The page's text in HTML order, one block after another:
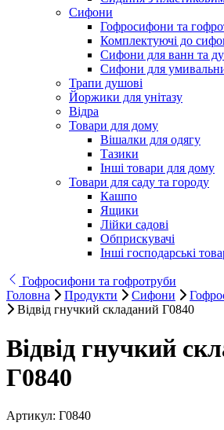
Сифони
Гофросифони та
Комплектуючі до
Сифони для ванн та
Сифони для
Трапи душові
Йоржики для унітазу
Відра
Товари для дому
Вішалки для одягу
Тазики
Інші товари для дому
Товари для саду та городу
Кашпо
Ящики
Лійки садові
Обприскувачі
Інші господарські
Гофросифони та гофротруби
Головна
Продукти Сифони
Відвід гнучкий складаний Г0840
Відвід гнучкий
Г0840
Артикул: Г0840